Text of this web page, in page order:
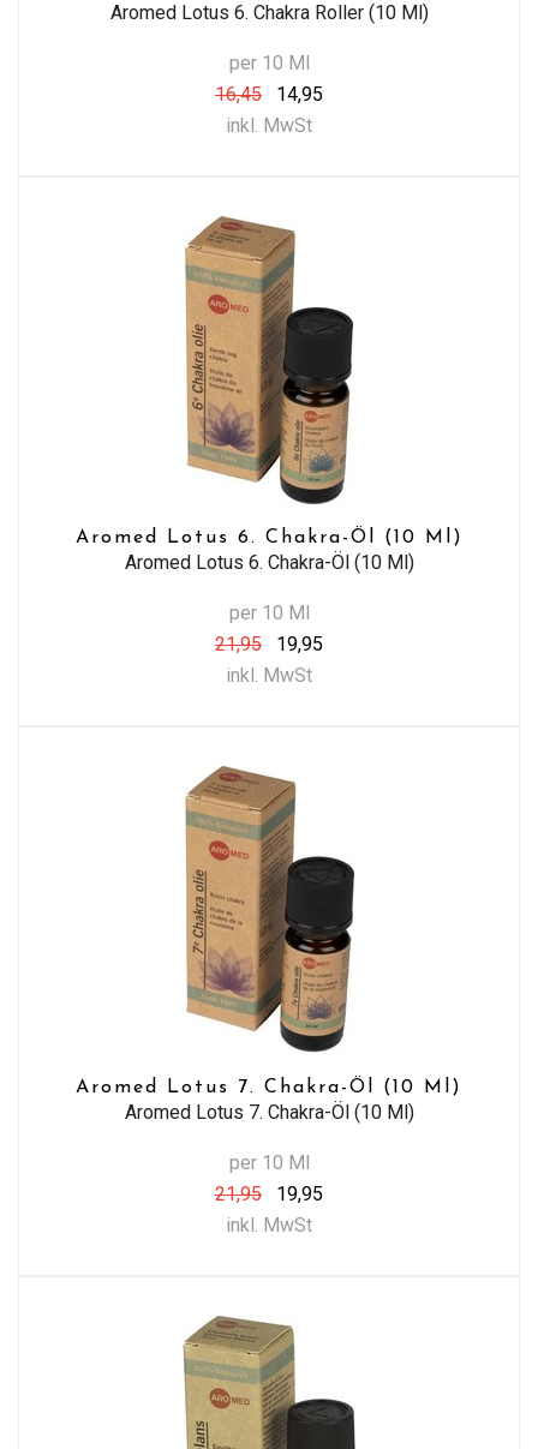
Aromed Lotus 6. Chakra Roller (10 Ml)
per 10 Ml
16,45
14,95
inkl. MwSt
Aromed Lotus 6. Chakra-Öl (10 Ml)
Aromed Lotus 6. Chakra-Öl (10 Ml)
per 10 Ml
21,95
19,95
inkl. MwSt
Aromed Lotus 7. Chakra-Öl (10 Ml)
Aromed Lotus 7. Chakra-Öl (10 Ml)
per 10 Ml
21,95
19,95
inkl. MwSt